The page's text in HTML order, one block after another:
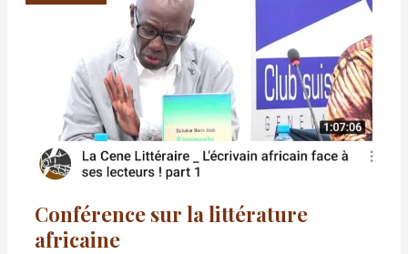
Conférence sur la littérature
africaine
africaine